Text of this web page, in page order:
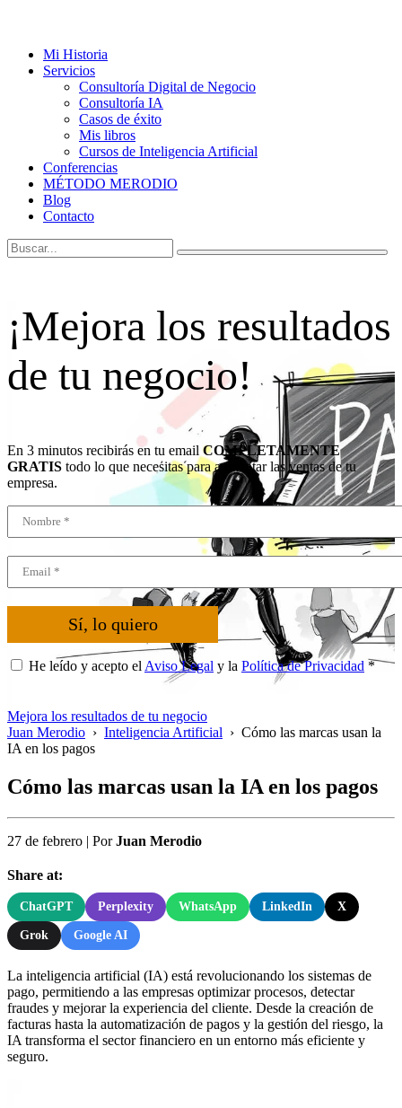
Mi Historia
Servicios
Consultoría Digital de Negocio
Consultoría IA
Casos de éxito
Mis libros
Cursos de Inteligencia Artificial
Conferencias
MÉTODO MERODIO
Blog
Contacto
¡Mejora los resultados
de tu negocio!
En 3 minutos recibirás en tu emailCOMPLETAMENTE
GRATIS todo lo que necesitas para aumentar las ventas de tu
empresa.
Sí, lo quiero
He leído y acepto el Aviso Legal y la Política de Privacidad *
Mejora los resultados de tu negocio
Juan Merodio › Inteligencia Artificial › Cómo las marcas usan la
IA en los pagos
Cómo las marcas usan la IA en los pagos
27 de febrero | PorJuan Merodio
Share at:
ChatGPT Perplexity WhatsApp LinkedIn X
Grok Google AI
La inteligencia artificial (IA) está revolucionando los sistemas de
pago, permitiendo a las empresas optimizar procesos, detectar
fraudes y mejorar la experiencia del cliente. Desde la creación de
facturas hasta la automatización de pagos y la gestión del riesgo, la
IA transforma el sector financiero en un entorno más eficiente y
seguro.